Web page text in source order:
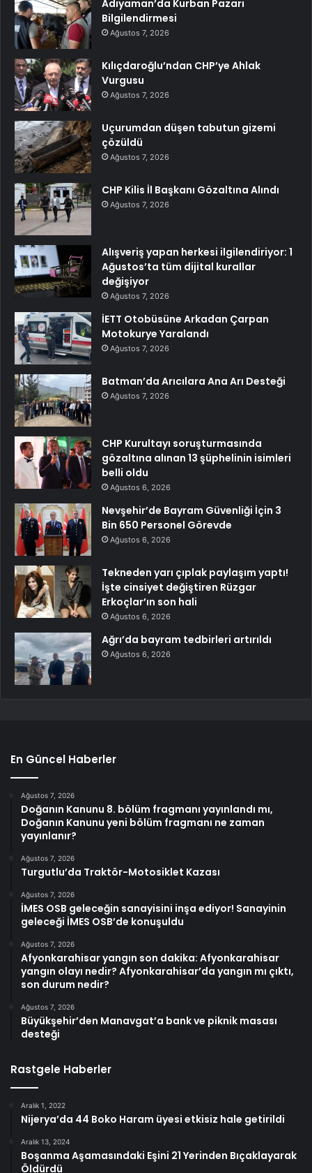
Adıyaman’da Kurban Pazarı
Bilgilendirmesi
Ağustos 7, 2026
Kılıçdaroğlu’ndan CHP’ye Ahlak
Vurgusu
Ağustos 7, 2026
Uçurumdan düşen tabutun gizemi
çözüldü
Ağustos 7, 2026
CHP Kilis İl Başkanı Gözaltına Alındı
Ağustos 7, 2026
Alışveriş yapan herkesi ilgilendiriyor: 1
Ağustos’ta tüm dijital kurallar
değişiyor
Ağustos 7, 2026
İETT Otobüsüne Arkadan Çarpan
Motokurye Yaralandı
Ağustos 7, 2026
Batman’da Arıcılara Ana Arı Desteği
Ağustos 7, 2026
CHP Kurultayı soruşturmasında
gözaltına alınan 13 şüphelinin isimleri
belli oldu
Ağustos 6, 2026
Nevşehir’de Bayram Güvenliği İçin 3
Bin 650 Personel Görevde
Ağustos 6, 2026
Tekneden yarı çıplak paylaşım yaptı!
İşte cinsiyet değiştiren Rüzgar
Erkoçlar’ın son hali
Ağustos 6, 2026
Ağrı’da bayram tedbirleri artırıldı
Ağustos 6, 2026
En Güncel Haberler
Ağustos 7, 2026
Doğanın Kanunu 8. bölüm fragmanı yayınlandı mı,
Doğanın Kanunu yeni bölüm fragmanı ne zaman
yayınlanır?
Ağustos 7, 2026
Turgutlu’da Traktör-Motosiklet Kazası
Ağustos 7, 2026
İMES OSB geleceğin sanayisini inşa ediyor! Sanayinin
geleceği İMES OSB’de konuşuldu
Ağustos 7, 2026
Afyonkarahisar yangın son dakika: Afyonkarahisar
yangın olayı nedir? Afyonkarahisar’da yangın mı çıktı,
son durum nedir?
Ağustos 7, 2026
Büyükşehir’den Manavgat’a bank ve piknik masası
desteği
Rastgele Haberler
Aralık 1, 2022
Nijerya’da 44 Boko Haram üyesi etkisiz hale getirildi
Aralık 13, 2024
Boşanma Aşamasındaki Eşini 21 Yerinden Bıçaklayarak
Öldürdü